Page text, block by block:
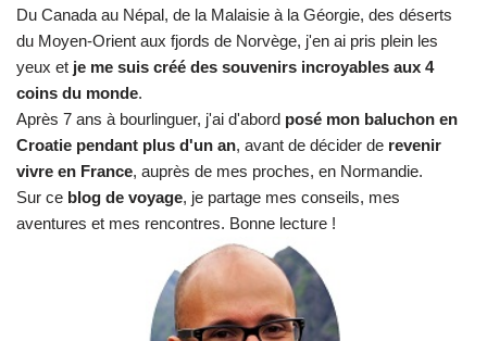
Du Canada au Népal, de la Malaisie à la Géorgie, des déserts
du Moyen-Orient aux fjords de Norvège, j'en ai pris plein les
yeux et je me suis créé des souvenirs incroyables aux 4
coins du monde.
Après 7 ans à bourlinguer, j'ai d'abord posé mon baluchon en
Croatie pendant plus d'un an, avant de décider de revenir
vivre en France, auprès de mes proches, en Normandie.
Sur ce blog de voyage, je partage mes conseils, mes
aventures et mes rencontres. Bonne lecture !